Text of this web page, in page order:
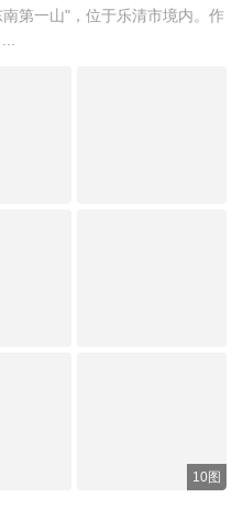
第一山"，位于乐清市境内。作
10图